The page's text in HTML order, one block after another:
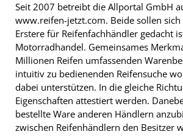
Seit 2007 betreibt die Allportal GmbH
www.reifen-jetzt.com. Beide sollen
Erstere für Reifenfachhändler gedacht
Motorradhandel. Gemeinsames
Millionen Reifen umfassenden
intuitiv zu bedienenden Reifensuche
dabei unterstützen. In die gleiche
Eigenschaften attestiert werden.
bestellte Ware anderen Händlern
zwischen Reifenhändlern den Besitzer